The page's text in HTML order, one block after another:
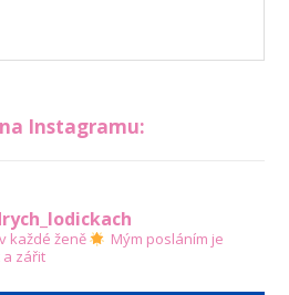
Instagramu:
každé ženě
Mým posláním je
a zářit